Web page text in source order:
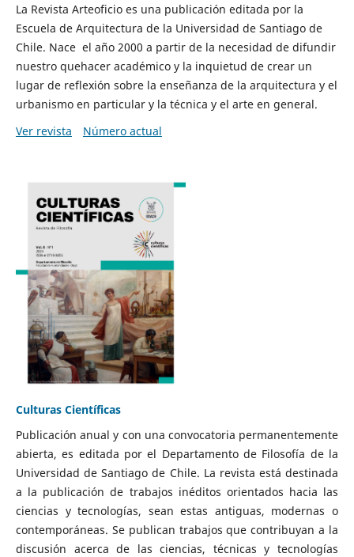
La Revista Arteoficio es una publicación editada por la
Escuela de Arquitectura de la Universidad de Santiago de
Chile. Nace el año 2000 a partir de la necesidad de difundir
nuestro quehacer académico y la inquietud de crear un
lugar de reflexión sobre la enseñanza de la arquitectura y el
urbanismo en particular y la técnica y el arte en general.
Ver revista
Número actual
Culturas Científicas
Publicación anual y con una convocatoria permanentemente
abierta, es editada por el Departamento de Filosofía de la
Universidad de Santiago de Chile. La revista está destinada
a la publicación de trabajos inéditos orientados hacia las
ciencias y tecnologías, sean estas antiguas, modernas o
contemporáneas. Se publican trabajos que contribuyan a la
discusión acerca de las ciencias, técnicas y tecnologías